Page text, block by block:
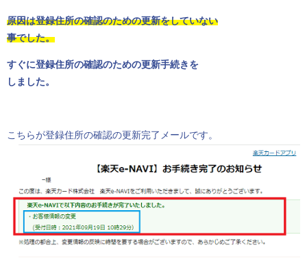
原因は登録住所の確認のための更新をしていない
事でした。
すぐに登録住所の確認のための更新手続きを
しました。
こちらが登録住所の確認の更新完了メールです。